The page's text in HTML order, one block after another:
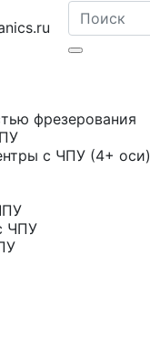
фрезерования
с ЧПУ (4+ оси)
ЧПУ